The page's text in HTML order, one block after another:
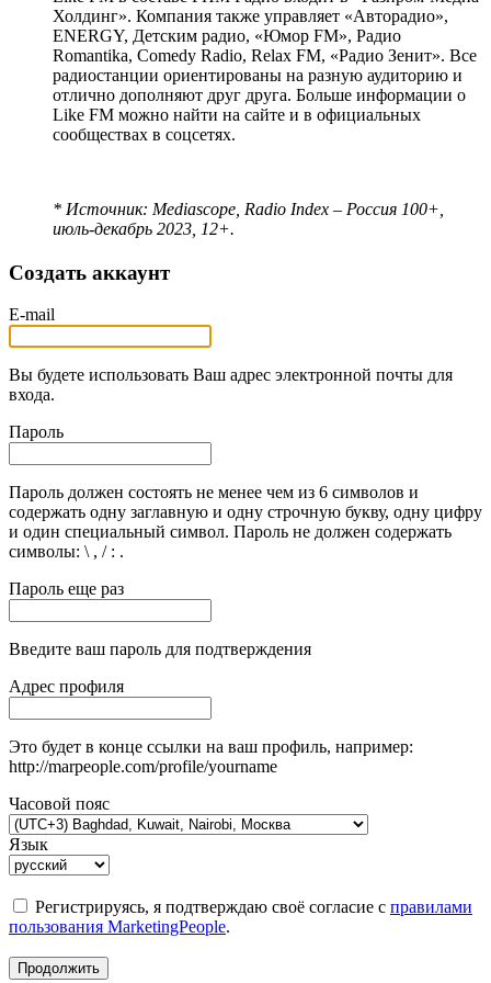
Холдинг». Компания также управляет «Авторадио»,
ENERGY, Детским радио, «Юмор FM», Радио
Romantika, Comedy Radio, Relax FM, «Радио Зенит». Все
радиостанции ориентированы на разную аудиторию и
отлично дополняют друг друга. Больше информации о
Like FM можно найти на сайте и в официальных
сообществах в соцсетях.
* Источник: Mediascope Radio Index – Россия 100+,
июль-декабрь 2023, 12+.
Создать аккаунт
E-mail
Вы будете использовать Ваш адрес электронной почты для
входа.
Пароль
Пароль должен состоять не менее чем из 6 символов и
содержать одну заглавную и одну строчную букву, одну цифру
и один специальный символ. Пароль не должен содержать
символы: \ , / : .
Пароль еще раз
Введите ваш пароль для подтверждения
Адрес профиля
Это будет в конце ссылки на ваш профиль, например:
http://marpeople.com/profile/yourname
Часовой пояс
Язык
Регистрируясь, я подтверждаю своё согласие с правилами
пользования MarketingPeople.
Продолжить